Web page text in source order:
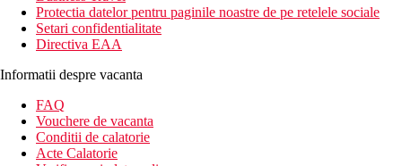
Hotelul dispune de:
Wi-Fi (gratuit)
sezlonguri si umbrele gratuite
bar
piscina
barul de plaja Amigos cu piscina (contra cost)
Descrierea plajei
Protectia datelor pentru paginile noastre de pe retelele sociale
Setari confidentialitate
Directiva EAA
Informatii despre vacanta
FAQ
Vouchere de vacanta
Conditii de calatorie
Acte Calatorie